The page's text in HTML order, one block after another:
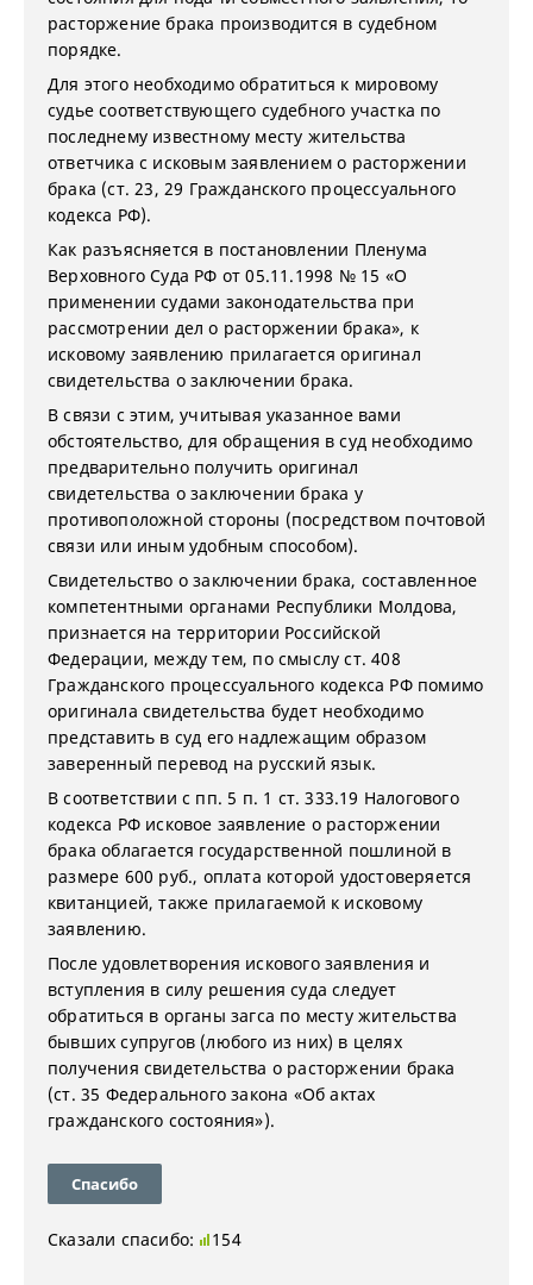
расторжение брака производится в судебном
порядке.
Для этого необходимо обратиться к мировому
судье соответствующего судебного участка по
последнему известному месту жительства
ответчика с исковым заявлением о расторжении
брака (ст. 23, 29 Гражданского процессуального
кодекса РФ).
Как разъясняется в постановлении Пленума
Верховного Суда РФ от 05.11.1998 № 15 «О
применении судами законодательства при
рассмотрении дел о расторжении брака», к
исковому заявлению прилагается оригинал
свидетельства о заключении брака.
В связи с этим, учитывая указанное вами
обстоятельство, для обращения в суд необходимо
предварительно получить оригинал
свидетельства о заключении брака у
противоположной стороны (посредством почтовой
связи или иным удобным способом).
Свидетельство о заключении брака, составленное
компетентными органами Республики Молдова,
признается на территории Российской
Федерации, между тем, по смыслу ст. 408
Гражданского процессуального кодекса РФ помимо
оригинала свидетельства будет необходимо
представить в суд его надлежащим образом
заверенный перевод на русский язык.
В соответствии с пп. 5 п. 1 ст. 333.19 Налогового
кодекса РФ исковое заявление о расторжении
брака облагается государственной пошлиной в
размере 600 руб., оплата которой удостоверяется
квитанцией, также прилагаемой к исковому
заявлению.
После удовлетворения искового заявления и
вступления в силу решения суда следует
обратиться в органы загса по месту жительства
бывших супругов (любого из них) в целях
получения свидетельства о расторжении брака
(ст. 35 Федерального закона «Об актах
гражданского состояния»).
Спасибо
Сказали спасибо: 154